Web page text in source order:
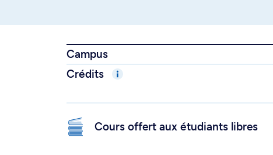
Campus
Crédits
Cours offert aux étudiants libres